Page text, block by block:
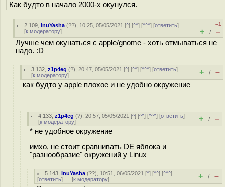
Как будто в начало 2000-х окунулся.
2.109 ,InuYasha (??), 10:25, 05/05/2021 [^] [^^] [^^^] [ответить]
[к модератору]
–1
+ / –
Лучше чем окунаться с apple/gnome - хоть отмываться не
надо. :D
3.132 ,z1p4eg (?), 20:47, 05/05/2021 [^] [^^] [^^^] [ответить]
[к модератору] + / –
как будто у apple плохое и не удобно окружение
4.133 ,z1p4eg (?), 20:57, 05/05/2021 [^] [^^] [^^^] [ответить]
[к модератору] + / –
* не удобное окружение
имхо, не стоит сравнивать DE яблока и
"разнообразие" окружений у Linux
5.143 ,InuYasha (??), 10:51, 06/05/2021 [^] [^^] [^^^]
[ответить] [к модератору] + / –